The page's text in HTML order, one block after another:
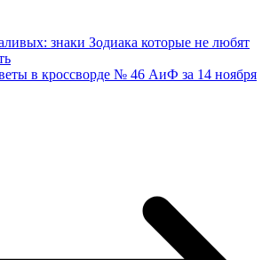
знаки Зодиака которые не любят
в кроссворде № 46 АиФ за 14 ноября